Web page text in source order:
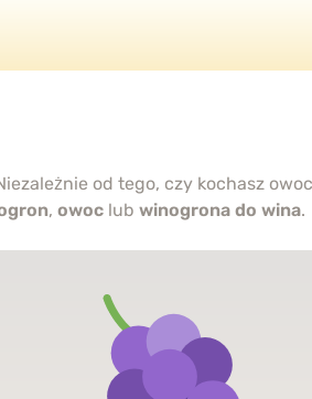
od tego, czy kochasz
,owoc lubwinogrona do wina.